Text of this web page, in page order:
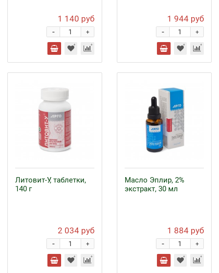
1 140 руб
+
-
1 944 руб
+
-
Литовит-У, таблетки,
140 г
2 034 руб
+
-
Масло Эплир, 2%
экстракт, 30 мл
1 884 руб
+
-